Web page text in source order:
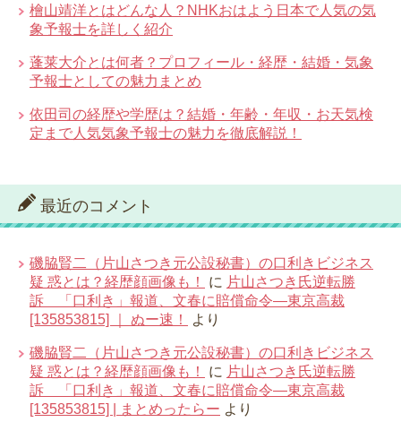
檜山靖洋とはどんな人？NHKおはよう日本で人気の気
象予報士を詳しく紹介
蓬莱大介とは何者？プロフィール・経歴・結婚・気象
予報士としての魅力まとめ
依田司の経歴や学歴は？結婚・年齢・年収・お天気検
定まで人気気象予報士の魅力を徹底解説！
最近のコメント
磯脇賢二（片山さつき元公設秘書）の口利きビジネス
疑 惑とは？経歴顔画像も！
に 片山さつき氏逆転勝
訴 「口利き」報道、文春に賠償命令―東京高裁
[135853815] ｜ ぬー速！
より
磯脇賢二（片山さつき元公設秘書）の口利きビジネス
疑 惑とは？経歴顔画像も！
に 片山さつき氏逆転勝
訴 「口利き」報道、文春に賠償命令―東京高裁
[135853815] | まとめったらー より